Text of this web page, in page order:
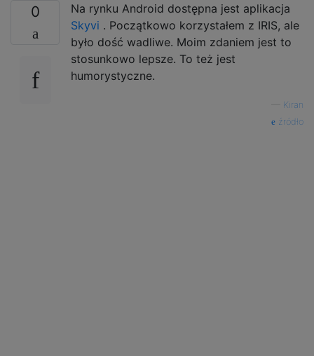
0
Na rynku Android dostępna jest aplikacja
Skyvi . Początkowo korzystałem z IRIS, ale
było dość wadliwe. Moim zdaniem jest to
stosunkowo lepsze. To też jest
humorystyczne.
Kiran
źródło